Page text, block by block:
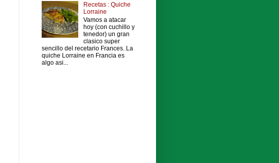
Recetas : Quiche
Lorraine
Vamos a atacar
hoy (con cuchillo y
tenedor) un gran
clasico super
sencillo del recetario Frances. La
quiche Lorraine en Francia es
algo asi...